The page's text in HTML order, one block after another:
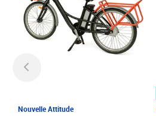
Nouvelle Attitude